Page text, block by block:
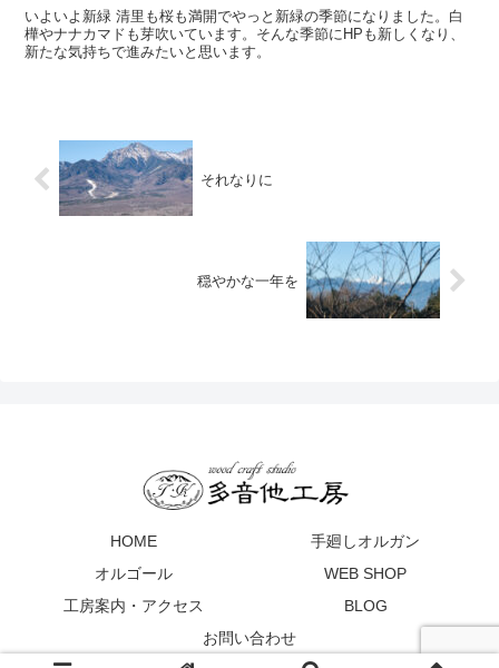
いよいよ新緑 清里も桜も満開でやっと新緑の季節になりました。白
樺やナナカマドも芽吹いています。そんな季節にHPも新しくなり、
新たな気持ちで進みたいと思います。
それなりに
穏やかな一年を
HOME
手廻しオルガン
オルゴール
WEB SHOP
工房案内・アクセス
BLOG
お問い合わせ